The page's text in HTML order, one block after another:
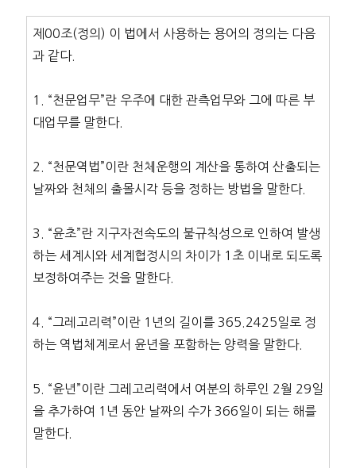
제00조(정의) 이 법에서 사용하는 용어의 정의는 다음
과 같다.
1. “천문업무”란 우주에 대한 관측업무와 그에 따른 부
대업무를 말한다.
2. “천문역법”이란 천체운행의 계산을 통하여 산출되는
날짜와 천체의 출몰시각 등을 정하는 방법을 말한다.
3. “윤초”란 지구자전속도의 불규칙성으로 인하여 발생
하는 세계시와 세계협정시의 차이가 1초 이내로 되도록
보정하여주는 것을 말한다.
4. “그레고리력”이란 1년의 길이를 365.2425일로 정
하는 역법체계로서 윤년을 포함하는 양력을 말한다.
5. “윤년”이란 그레고리력에서 여분의 하루인 2월 29일
을 추가하여 1년 동안 날짜의 수가 366일이 되는 해를
말한다.